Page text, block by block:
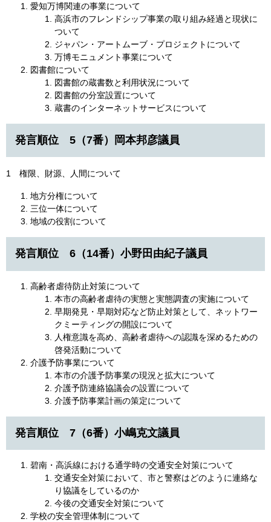
愛知万博関連の事業について
高浜市のフレンドシップ事業の取り組み経過と現状に
ついて
ジャパン・アートムーブ・プロジェクトについて
万博モニュメント事業について
図書館について
図書館の蔵書数と利用状況について
図書館の分室設置について
蔵書のインターネットサービスについて
発言順位 5（7番）岡本邦彦議員
1 権限、財源、人間について
地方分権について
三位一体について
地域の役割について
発言順位 6（14番）小野田由紀子議員
高齢者虐待防止対策について
本市の高齢者虐待の実態と実態調査の実施について
早期発見・早期対応など防止対策として、ネットワー
クミーティングの開設について
人権意識を高め、高齢者虐待への認識を深めるための
啓発活動について
介護予防事業について
本市の介護予防事業の現況と拡大について
介護予防連絡協議会の設置について
介護予防事業計画の策定について
発言順位 7（6番）小嶋克文議員
碧南・高浜線における通学時の交通安全対策について
交通安全対策において、市と警察はどのように連絡な
り協議をしているのか
今後の交通安全対策について
学校の安全管理体制について